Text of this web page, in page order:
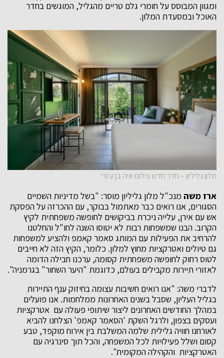
ומגוון המבוסס על חומרי גלם טריים מהגליל, המוגשים בחדר
האוכל ובמסעדת המלון.
מלון גליליון – חדר חדש צילום איה בן עזרי
ארז משה מנכ"ל מלון גליליון מוסר: "בשל מדיניות השמיים
הסגורים, אנו רואים כבר מאתמול בבוקר, עם ההכרזה על הפסקת
אש עם אירן, עלייה ניכרת בביקושים לחופשה משפחתית לקיץ
הקרוב. הבנו שמשפחות רבות לא יטוסו השנה לחו"ל והחלטנו
להרחיב את הפעילות עם המותג סאמר קאמפ ולהציע למשפחות
גם טיולים ואטרקציות מחוץ למלון. כלומר, הקיץ הזה לא חייבים
לטוס רחוק לחופשה משפחתית קסומה, ערכנו חבילה הדומה
לאזורי תיירות מקבילים בעולם, כדוגמת "היער השחור" בגרמניה".
לדברי משה: "אנו רואים חשיבות עצומה בחיזוק ענף התיירות
בגליל העליון, שסבל בשנים האחרונות ממלחמות. אנו פועלים
במהלך החודשים האחרונים ליצור שיתופי פעולה עם אטרקציות
ועסקים בצפון, ולרגל השקת 'הסאמר קאמפ' הצלחנו להביא
לאורחנו חוויה גלילית שלמה המשלבת בין אירוח מוקפד, טבע
קסום ושלל פעילויות לכל המשפחה, והכל תוך סינרגיה עם
האטרקציות והקהילה המקומית".